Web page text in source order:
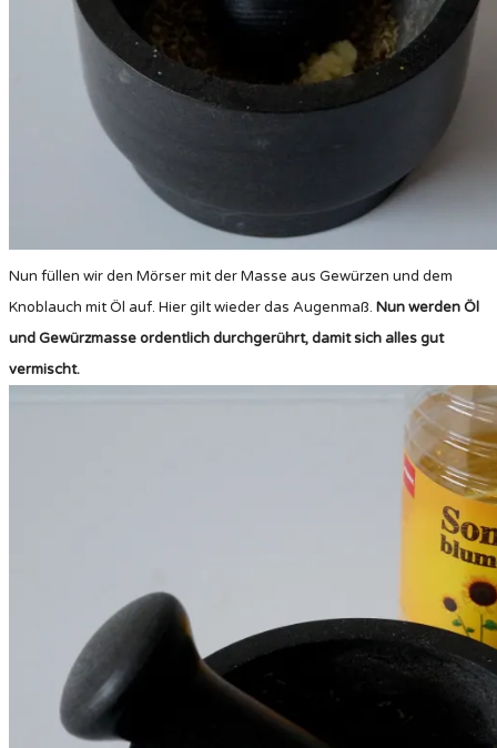
Nun füllen wir den Mörser mit der Masse aus Gewürzen und dem
Knoblauch mit Öl auf. Hier gilt wieder das Augenmaß. Nun werden Öl
und Gewürzmasse ordentlich durchgerührt, damit sich alles gut
vermischt.